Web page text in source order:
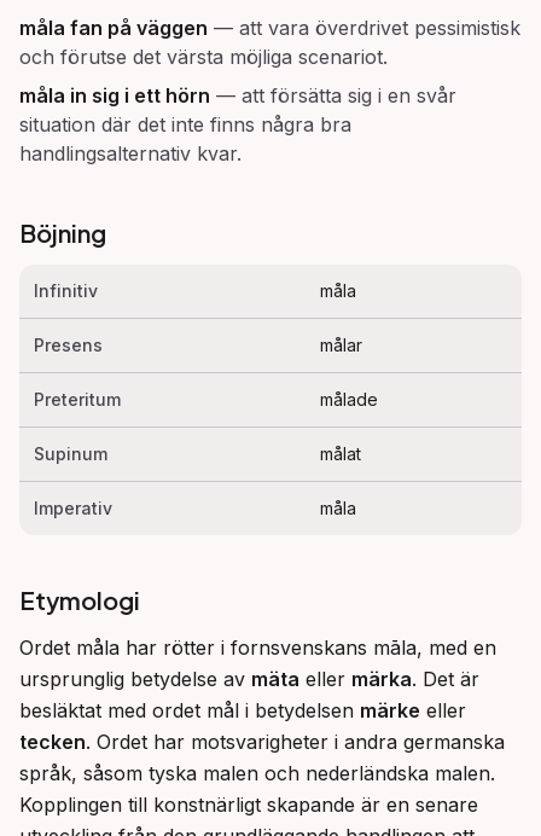
måla fan på väggen — att vara överdrivet pessimistisk
och förutse det värsta möjliga scenariot.
måla in sig i ett hörn — att försätta sig i en svår
situation där det inte finns några bra
handlingsalternativ kvar.
Böjning
Infinitiv måla
Presens målar
Preteritum målade
Supinum målat
Imperativ måla
Etymologi
Ordet måla har rötter i fornsvenskans māla, med en
ursprunglig betydelse av mäta eller märka. Det är
besläktat med ordet mål i betydelsen märke
tecken. Ordet har motsvarigheter i andra germanska
språk, såsom tyska malen och nederländska malen.
Kopplingen till konstnärligt skapande är en senare